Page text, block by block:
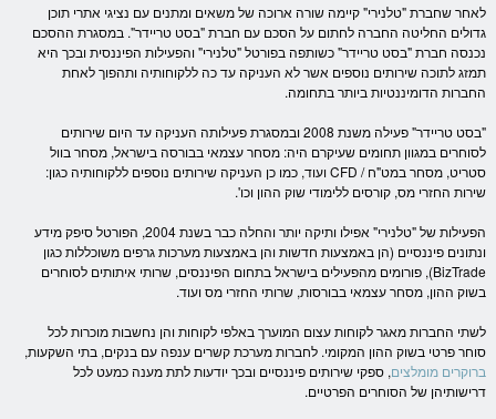
לאחר שחברת "טלנירי" קיימה שורה ארוכה של משאים ומתנים עם נציגי אתרי תוכן
גדולים החליטה החברה לחתום על הסכם עם חברת "בסט טריידר". במסגרת ההסכם
נכנסה חברת "בסט טריידר" כשותפה בפורטל "טלנירי" והפעילות הפיננסית ובכך היא
תמזג לתוכה שירותים נוספים אשר לא העניקה עד כה ללקוחותיה ותהפוך לאחת
החברות הדומיננטיות ביותר בתחומה.
"בסט טריידר" פעילה משנת 2008 ובמסגרת פעילותה העניקה עד היום שירותים
לסוחרים במגוון תחומים שעיקרם היה: מסחרעצמאי בבורסהבישראל, מסחרבוול
סטריט, מסחר במט"ח/
CFDועוד, כמו כן העניקה שירותים נוספים ללקוחותיה כגון:
שירות החזרי מס, קורסים ללימודי שוק ההון וכו'.
הפעילות של "טלנירי" אפילו ותיקה יותר והחלה כבר בשנת 2004, הפורטל סיפק מידע
ונתונים פיננסיים (הן באמצעות חדשות והן באמצעות מערכותגרפים משוכללות כגון
BizTrade), פורומים מהפעילים בישראל בתחום הפיננסים, שרותי איתותים לסוחרים
בשוק ההון, מסחרעצמאי בבורסות, שרותי החזרי מס ועוד.
לשתי החברות מאגר לקוחות עצום המוערך באלפי לקוחות והן נחשבות מוכרות לכל
סוחר פרטי בשוק ההון המקומי. לחברות מערכת קשרים ענפה עם בנקים, בתי השקעות,
ברוקרים מומלצים, ספקי שירותים פיננסיים ובכך יודעות לתת מענה כמעט לכל
דרישותיהן של הסוחרים הפרטיים.